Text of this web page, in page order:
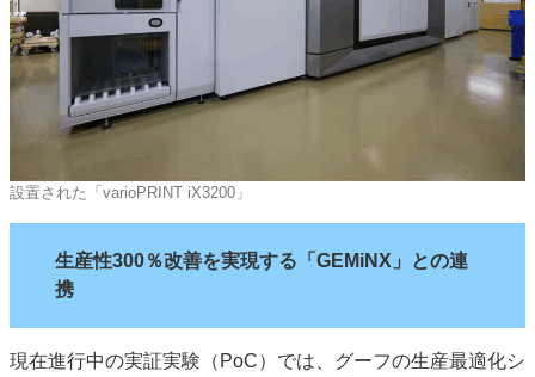
設置された「varioPRINT iX3200」
生産性300％改善を実現する「GEMiNX」との連
携
現在進行中の実証実験（PoC）では、グーフの生産最適化シ